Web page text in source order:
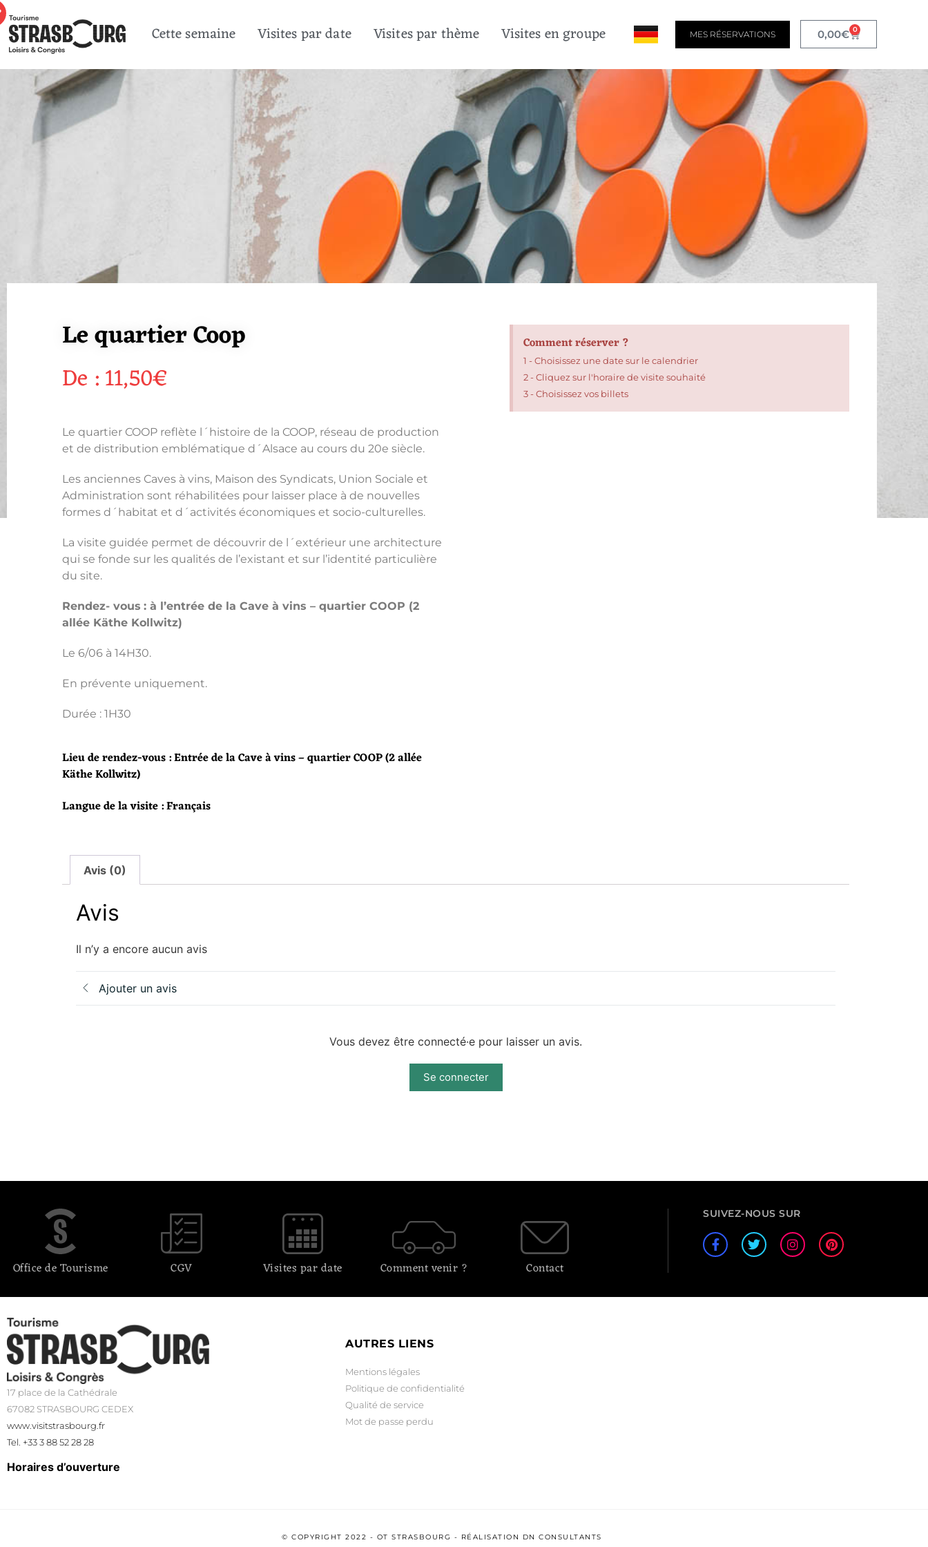
Cette semaine Visites par date Visites par thème Visites en groupe MES RÉSERVATIONS 0,00€ 0
Le quartier Coop
De :11,50€
Le quartier COOP reflète l´histoire de la COOP, réseau de production
et de distribution emblématique d´Alsace au cours du 20e siècle.
Les anciennes Caves à vins, Maison des Syndicats, Union Sociale et
Administration sont réhabilitées pour laisser place à de nouvelles
formes d´habitat et d´activités économiques et socio-culturelles.
La visite guidée permet de découvrir de l´extérieur une architecture
qui se fonde sur les qualités de l’existant et sur l’identité particulière
du site.
Rendez- vous : à l’entrée de la Cave à vins – quartier COOP (2
allée Käthe Kollwitz)
Le 6/06 à 14H30.
En prévente uniquement.
Durée : 1H30
Lieu de rendez-vous : Entrée de la Cave à vins – quartier COOP (2 allée
Käthe Kollwitz)
Langue de la visite : Français
Comment réserver ?
1 - Choisissez une date sur le calendrier
2 - Cliquez sur l'horaire de visite souhaité
3 - Choisissez vos billets
Avis (0)
Avis
Il n’y a encore aucun avis
Ajouter un avis
Vous devez être connecté·e pour laisser un avis.
Se connecter
Office de Tourisme CGV Visites par date Comment venir ? Contact
SUIVEZ-NOUS SUR
17 place de la Cathédrale
67082 STRASBOURG CEDEX
www.visitstrasbourg.fr
Tel. +33 3 88 52 28 28
Horaires d’ouverture
AUTRES LIENS
Mentions légales
Politique de confidentialité
Qualité de service
Mot de passe perdu
© COPYRIGHT 2022 - OT STRASBOURG - RÉALISATION DN CONSULTANTS